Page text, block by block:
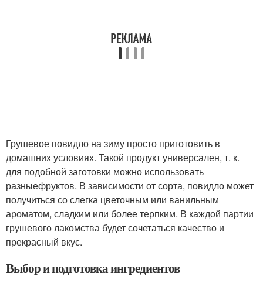
Грушевое повидло на зиму просто приготовить в
домашних условиях. Такой продукт универсален, т. к.
для подобной заготовки можно использовать
разныефруктов. В зависимости от сорта, повидло может
получиться со слегка цветочным или ванильным
ароматом, сладким или более терпким. В каждой партии
грушевого лакомства будет сочетаться качество и
прекрасный вкус.
Выбор и подготовка ингредиентов